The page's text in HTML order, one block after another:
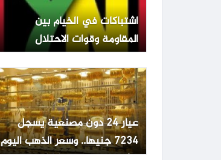
اشتباكات في الخيام بين
المقاومة وقوات الاحتلال
عيار 24 دون مصنعية يسجل
7234 جنيها.. وسعر الذهب اليوم